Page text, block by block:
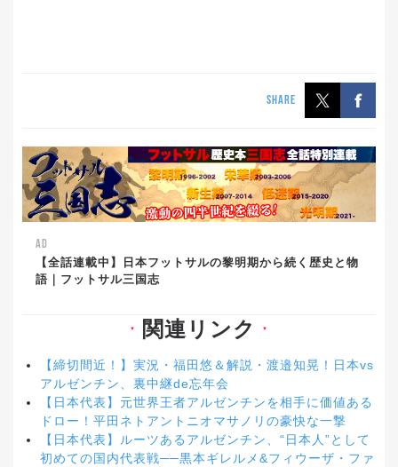
SHARE
AD
【全話連載中】日本フットサルの黎明期から続く歴史と物
語｜フットサル三国志
▼ 関連リンク ▼
【締切間近！】実況・福田悠＆解説・渡邉知晃！日本vs
アルゼンチン、裏中継de忘年会
【日本代表】元世界王者アルゼンチンを相手に価値ある
ドロー！平田ネトアントニオマサノリの豪快な一撃
【日本代表】ルーツあるアルゼンチン、“日本人”として
初めての国内代表戦──黒本ギレルメ&フィウーザ・ファ